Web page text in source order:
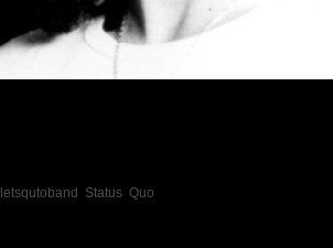
letsqutoband
Status Quo